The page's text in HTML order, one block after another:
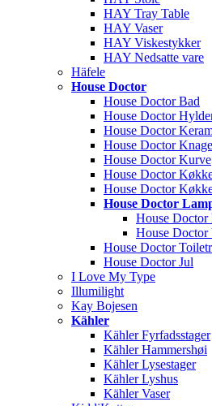
HAY Tray Table
HAY Vaser
HAY Viskestykker
HAY Nedsatte vare
Häfele
House Doctor
House Doctor Bad
House Doctor
House Doctor
House Doctor
House Doctor Kurve
House Doctor
House Doctor
House Doctor
House Doctor
House
House Doctor
House Doctor Jul
I Love My Type
Illumilight
Kay Bojesen
Kähler
Kähler Fyrfadsstager
Kähler Hammershøi
Kähler Lysestager
Kähler Lyshus
Kähler Vaser